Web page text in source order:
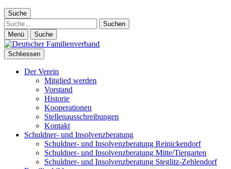
Suche
Suche
Menü Suche
Schliessen
Der Verein
Mitglied werden
Vorstand
Historie
Kooperationen
Stellenausschreibungen
Kontakt
Schuldner- und Insolvenzberatung
Schuldner- und Insolvenzberatung Reinickendorf
Schuldner- und Insolvenzberatung Mitte/Tiergarten
Schuldner- und Insolvenzberatung Steglitz-Zehlendorf